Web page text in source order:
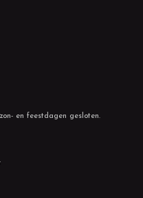
en feestdagen gesloten.